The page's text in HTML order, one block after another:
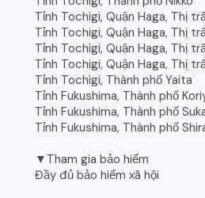
Tỉnh Tochigi, Quận Haga, Thị
Tỉnh Tochigi, Quận Haga, Thị
Tỉnh Tochigi, Quận Haga, Thị
Tỉnh Tochigi, Quận Haga, Thị
Tỉnh Tochigi, Thành phố Yaita
Tỉnh Fukushima, Thành phố
Tỉnh Fukushima, Thành phố
Tỉnh Fukushima, Thành phố
▼Tham gia bảo hiểm
Đầy đủ bảo hiểm xã hội